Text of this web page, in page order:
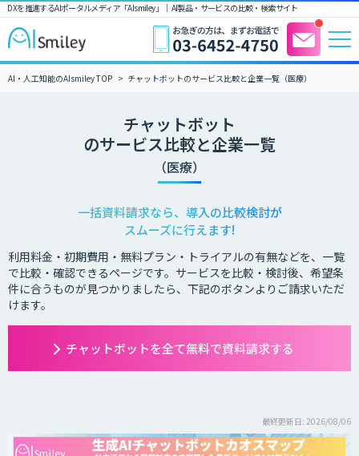
DXを推進するAIポータルメディア「AIsmiley」｜ AI製品・サービスの比較・検索サイト
AI・人工知能のAIsmiley TOP チャットボットのサービス比較と企業一覧（医療）
チャットボット
のサービス比較と企業一覧
（医療）
一括資料請求なら、導入の比較検討が
スムーズに行えます!
利用料金・初期費用・無料プラン・トライアルの有無などを、一覧
で比較・確認できるページです。サービスを比較・検討後、希望条
件に合うものが見つかりましたら、下記のボタンよりご請求いただ
けます。
チャットボットを全て無料で資料請求する
最終更新日: 2026/08/06